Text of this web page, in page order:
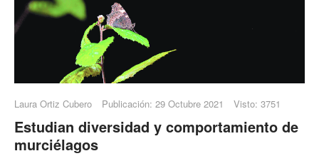
Laura Ortiz Cubero Publicación: 29 Octubre 2021 Visto: 3751
Estudian diversidad y comportamiento de
murciélagos